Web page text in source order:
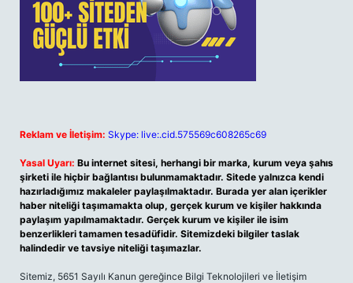
Reklam ve İletişim: Skype: live:.cid.575569c608265c69
Yasal Uyarı: Bu internet sitesi, herhangi bir marka, kurum veya şahıs
şirketi ile hiçbir bağlantısı bulunmamaktadır. Sitede yalnızca kendi
hazırladığımız makaleler paylaşılmaktadır. Burada yer alan içerikler
haber niteliği taşımamakta olup, gerçek kurum ve kişiler hakkında
paylaşım yapılmamaktadır. Gerçek kurum ve kişiler ile isim
benzerlikleri tamamen tesadüfidir. Sitemizdeki bilgiler taslak
halindedir ve tavsiye niteliği taşımazlar.
Sitemiz, 5651 Sayılı Kanun gereğince Bilgi Teknolojileri ve İletişim